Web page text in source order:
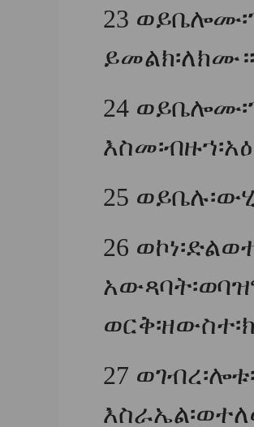
23
ይመልክ፡ለክሙ።
24
25
26
27